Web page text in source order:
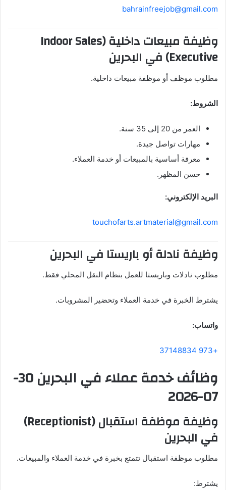
bahrainfreejob@gmail.com
وظيفة مبيعات داخلية (Indoor Sales
Executive) في البحرين
مطلوب موظف أو موظفة مبيعات داخلية.
الشروط:
العمر من 20 إلى 35 سنة.
مهارات تواصل جيدة.
معرفة أساسية بالمبيعات أو خدمة العملاء.
حسن المظهر.
البريد الإلكتروني:
touchofarts.artmaterial@gmail.com
وظيفة نادلة أو باريستا في البحرين
مطلوب نادلات وباريستا للعمل بنظام النقل المحلي فقط.
يشترط الخبرة في خدمة العملاء وتحضير المشروبات.
واتساب:
+973 37148834
وظائف خدمة عملاء في البحرين 30-
07-2026
وظيفة موظفة استقبال (Receptionist)
في البحرين
مطلوب موظفة استقبال تتمتع بخبرة في خدمة العملاء والمبيعات.
يشترط: